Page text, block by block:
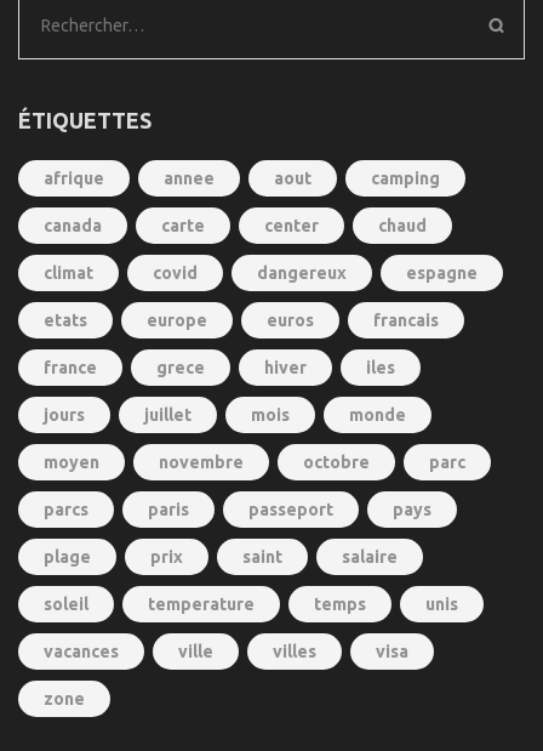
Rechercher :
ÉTIQUETTES
afrique annee aout camping
canada carte center chaud
climat covid dangereux espagne
etats europe euros francais
france grece hiver iles
jours juillet mois monde
moyen novembre octobre parc
parcs paris passeport pays
plage prix saint salaire
soleil temperature temps unis
vacances ville villes visa
zone